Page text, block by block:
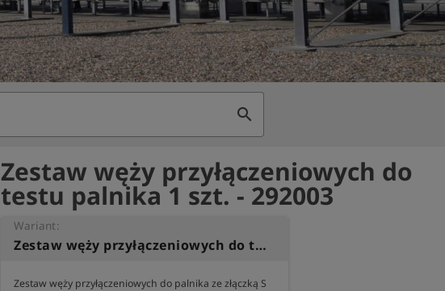
search
Zestaw węży przyłączeniowych do
testu palnika 1 szt. - 292003
Wariant:
Zestaw węży przyłączeniowych do testu palnika 1 szt.
Zestaw węży przyłączeniowych do palnika ze złączką S